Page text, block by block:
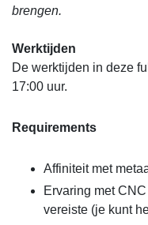
brengen.
Werktijden
De werktijden in deze
17:00 uur.
Requirements
Affiniteit met
Ervaring met
vereiste (je kunt